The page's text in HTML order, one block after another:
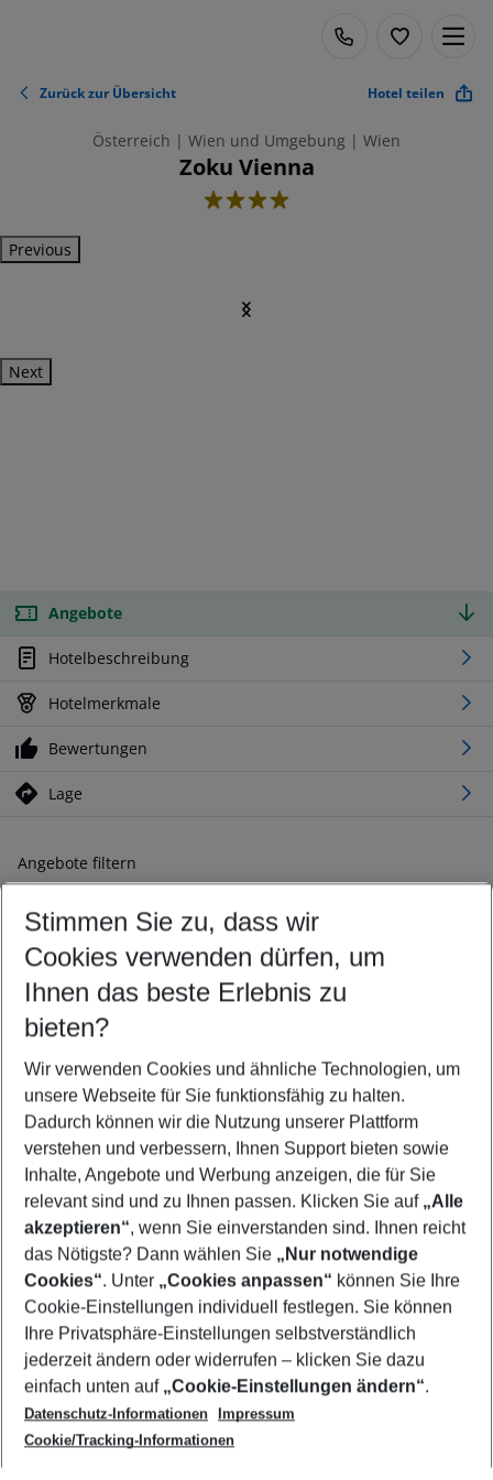
Zurück zur Übersicht Hotel teilen
Österreich | Wien und Umgebung | Wien
Zoku Vienna
4
Previous
Next
Angebote
Hotelbeschreibung
Hotelmerkmale
Bewertungen
Lage
Angebote filtern
Ändern Sie Ihre Kriterien nach Ihren Wünschen
Abflughafen wählen
Beliebiger Abflughafen
Reisezeitraum wählen
11.08.26– 09.08.27 5-8 Nächte
2 Erwachsene Keine Kinder
Mehr Filter anzeigen
Footer
Footer navigation
Über uns
AGB
Cookie-Einstellungen ändern
Cookie-Richtlinie
Datenschutz
Service & Hilfe
Barrierefreies Reisen
Check-in
Folgen Sie uns
Stimmen Sie zu, dass wir
Cookies verwenden dürfen, um
Ihnen das beste Erlebnis zu
bieten?
Wir verwenden Cookies und ähnliche Technologien, um
unsere Webseite für Sie funktionsfähig zu halten.
Dadurch können wir die Nutzung unserer Plattform
verstehen und verbessern, Ihnen Support bieten sowie
Inhalte, Angebote und Werbung anzeigen, die für Sie
relevant sind und zu Ihnen passen. Klicken Sie auf „Alle
akzeptieren“, wenn Sie einverstanden sind. Ihnen reicht
das Nötigste? Dann wählen Sie „Nur notwendige
Cookies“. Unter „Cookies anpassen“ können Sie Ihre
Cookie-Einstellungen individuell festlegen. Sie können
Ihre Privatsphäre-Einstellungen selbstverständlich
jederzeit ändern oder widerrufen – klicken Sie dazu
einfach unten auf „Cookie-Einstellungen ändern“.
Datenschutz-Informationen
Impressum
Cookie/Tracking-Informationen